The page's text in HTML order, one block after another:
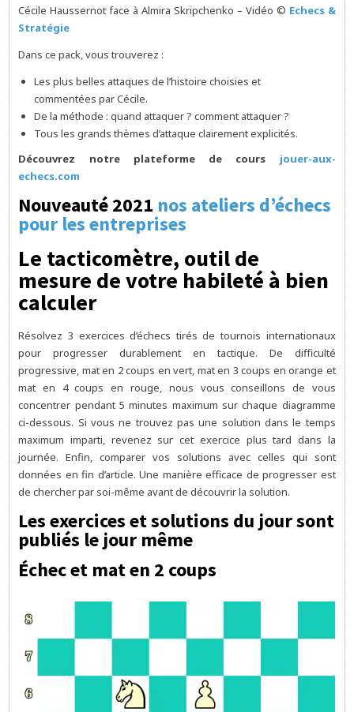
Cécile Haussernot face à Almira Skripchenko – Vidéo © Echecs &
Stratégie
Dans ce pack, vous trouverez :
Les plus belles attaques de l’histoire choisies et
commentées par Cécile.
De la méthode : quand attaquer ? comment attaquer ?
Tous les grands thèmes d’attaque clairement explicités.
Découvrez notre plateforme de cours jouer-aux-
echecs.com
Nouveauté 2021 nos ateliers d’échecs
pour les entreprises
Le tacticomètre, outil de
mesure de votre habileté à bien
calculer
Résolvez 3 exercices d’échecs tirés de tournois internationaux
pour progresser durablement en tactique. De difficulté
progressive, mat en 2 coups en vert, mat en 3 coups en orange et
mat en 4 coups en rouge, nous vous conseillons de vous
concentrer pendant 5 minutes maximum sur chaque diagramme
ci-dessous. Si vous ne trouvez pas une solution dans le temps
maximum imparti, revenez sur cet exercice plus tard dans la
journée. Enfin, comparer vos solutions avec celles qui sont
données en fin d’article. Une manière efficace de progresser est
de chercher par soi-même avant de découvrir la solution.
Les exercices et solutions du jour sont
publiés le jour même
Échec et mat en 2 coups